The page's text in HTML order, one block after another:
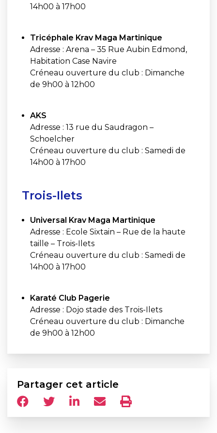
14h00 à 17h00
Tricéphale Krav Maga Martinique
Adresse : Arena – 35 Rue Aubin Edmond,
Habitation Case Navire
Créneau ouverture du club : Dimanche
de 9h00 à 12h00
AKS
Adresse : 13 rue du Saudragon –
Schoelcher
Créneau ouverture du club : Samedi de
14h00 à 17h00
Trois-Ilets
Universal Krav Maga Martinique
Adresse : Ecole Sixtain – Rue de la haute
taille – Trois-Ilets
Créneau ouverture du club : Samedi de
14h00 à 17h00
Karaté Club Pagerie
Adresse : Dojo stade des Trois-Ilets
Créneau ouverture du club : Dimanche
de 9h00 à 12h00
Partager cet article